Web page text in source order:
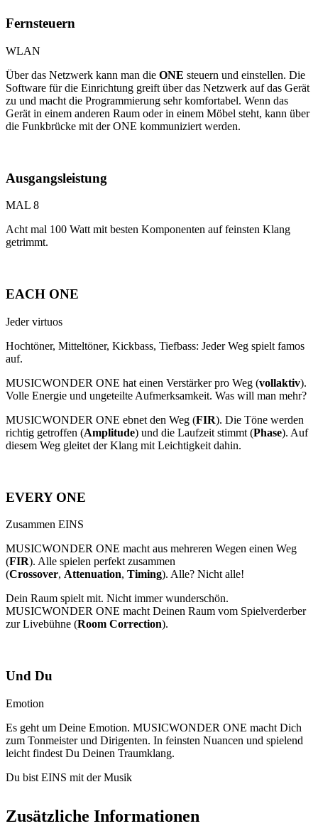
Fernsteuern
WLAN
Über das Netzwerk kann man die ONE steuern und einstellen. Die
Software für die Einrichtung greift über das Netzwerk auf das Gerät
zu und macht die Programmierung sehr komfortabel. Wenn das
Gerät in einem anderen Raum oder in einem Möbel steht, kann über
die Funkbrücke mit der ONE kommuniziert werden.
Ausgangsleistung
MAL 8
Acht mal 100 Watt mit besten Komponenten auf feinsten Klang
getrimmt.
EACH ONE
Jeder virtuos
Hochtöner, Mitteltöner, Kickbass, Tiefbass: Jeder Weg spielt famos
auf.
MUSICWONDER ONE hat einen Verstärker pro Weg (vollaktiv).
Volle Energie und ungeteilte Aufmerksamkeit. Was will man mehr?
MUSICWONDER ONE ebnet den Weg (FIR). Die Töne werden
richtig getroffen (Amplitude) und die Laufzeit stimmt (Phase). Auf
diesem Weg gleitet der Klang mit Leichtigkeit dahin.
EVERY ONE
Zusammen EINS
MUSICWONDER ONE macht aus mehreren Wegen einen Weg
(FIR). Alle spielen perfekt zusammen
(Crossover, Attenuation, Timing). Alle? Nicht alle!
Dein Raum spielt mit. Nicht immer wunderschön.
MUSICWONDER ONE macht Deinen Raum vom Spielverderber
zur Livebühne (Room Correction).
Und Du
Emotion
Es geht um Deine Emotion. MUSICWONDER ONE macht Dich
zum Tonmeister und Dirigenten. In feinsten Nuancen und spielend
leicht findest Du Deinen Traumklang.
Du bist EINS mit der Musik
Zusätzliche Informationen